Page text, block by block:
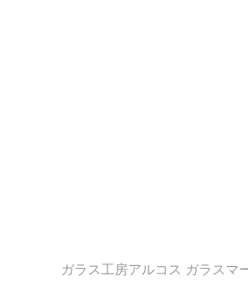
ガラス工房アルコス ガラスマ